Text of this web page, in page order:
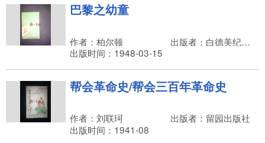
巴黎之幼童
作者：柏尔顿
出版者：白德美纪念出版社
出版时间：1948-03-15
帮会革命史/帮会三百年革命史
作者：刘联珂
出版者：留园出版社
出版时间：1941-08